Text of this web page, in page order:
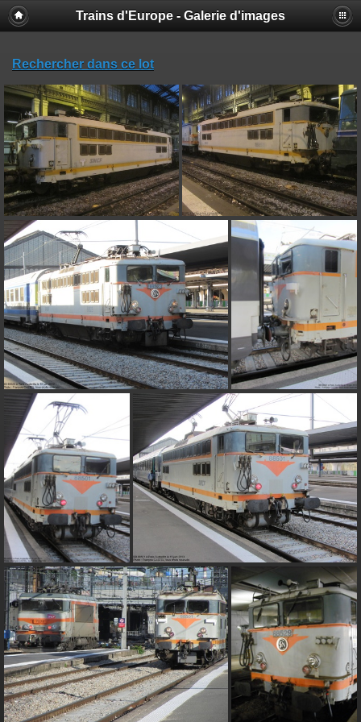
Trains d'Europe - Galerie d'images
Rechercher dans ce lot